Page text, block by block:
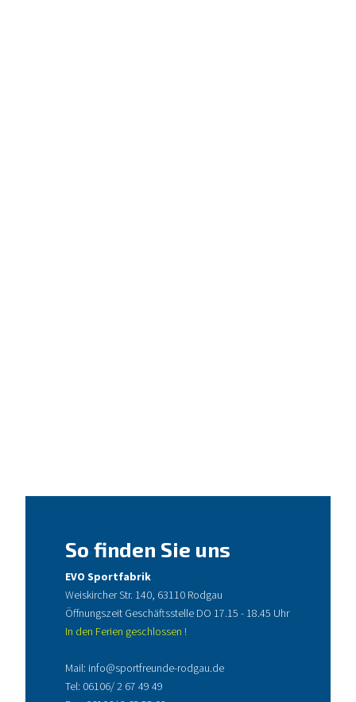
So finden Sie uns
EVO Sportfabrik
Weiskircher Str. 140, 63110 Rodgau
Öffnungszeit Geschäftsstelle DO 17.15 - 18.45 Uhr
In den Ferien geschlossen !
Mail: info@sportfreunde-rodgau.de
Tel: 06106/ 2 67 49 49